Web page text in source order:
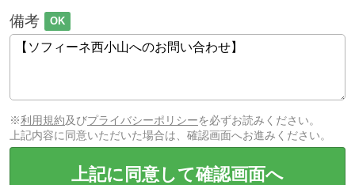
備考 OK
※利用規約及びプライバシーポリシーを必ずお読みください。
上記内容に同意いただいた場合は、確認画面へお進みください。
上記に同意して確認画面へ